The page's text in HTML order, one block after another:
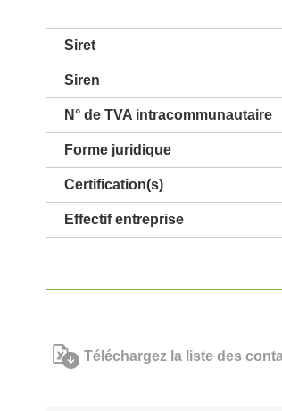
Siret
Siren
N° de TVA intracommunautaire
Forme juridique
Certification(s)
Effectif entreprise
Téléchargez la liste des